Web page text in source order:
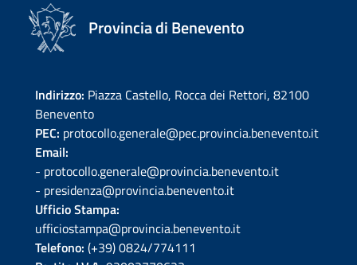
Provincia di Benevento
Indirizzo: Piazza Castello, Rocca dei Rettori, 82100
Benevento
PEC: protocollo.generale@pec.provincia.benevento.it
Email:
- protocollo.generale@provincia.benevento.it
- presidenza@provincia.benevento.it
Ufficio Stampa:
ufficiostampa@provincia.benevento.it
Telefono: (+39) 0824/774111